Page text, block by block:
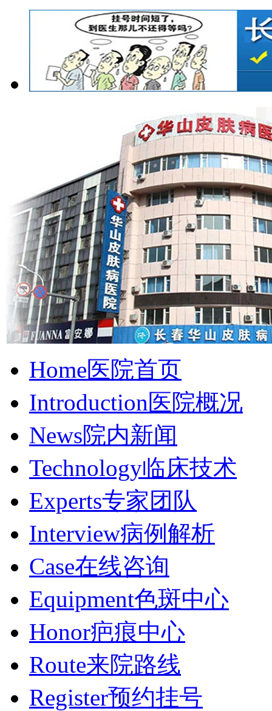
Home医院首页
Introduction医院概况
News院内新闻
Technology临床技术
Experts专家团队
Interview病例解析
Case在线咨询
Equipment色斑中心
Honor疤痕中心
Route来院路线
Register预约挂号